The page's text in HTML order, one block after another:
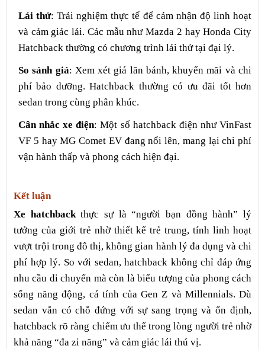
Lái thử: Trải nghiệm thực tế để cảm nhận độ linh hoạt
và cảm giác lái. Các mẫu như Mazda 2 hay Honda City
Hatchback thường có chương trình lái thử tại đại lý.
So sánh giá: Xem xét giá lăn bánh, khuyến mãi và chi
phí bảo dưỡng. Hatchback thường có ưu đãi tốt hơn
sedan trong cùng phân khúc.
Cân nhắc xe điện: Một số hatchback điện như VinFast
VF 5 hay MG Comet EV đang nổi lên, mang lại chi phí
vận hành thấp và phong cách hiện đại.
Kết luận
Xe hatchbackthực sự là “người bạn đồng hành” lý
tưởng của giới trẻ nhờ thiết kế trẻ trung, tính linh hoạt
vượt trội trong đô thị, không gian hành lý đa dụng và chi
phí hợp lý. So với sedan, hatchback không chỉ đáp ứng
nhu cầu di chuyển mà còn là biểu tượng của phong cách
sống năng động, cá tính của Gen Z và Millennials. Dù
sedan vẫn có chỗ đứng với sự sang trọng và ổn định,
hatchback rõ ràng chiếm ưu thế trong lòng người trẻ nhờ
khả năng “đa zi năng” và cảm giác lái thú vị.